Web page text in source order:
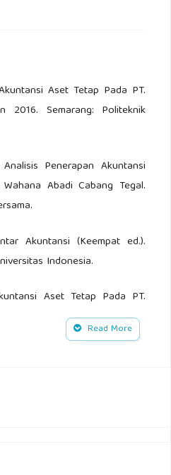
Aset Tetap Pada PT.
2016. Semarang: Politeknik
Penerapan Akuntansi
Abadi Cabang Tegal.
Akuntansi (Keempat ed.).
Indonesia.
Aset Tetap Pada PT.
Riau: Universitas Islam
Empat.
Read More